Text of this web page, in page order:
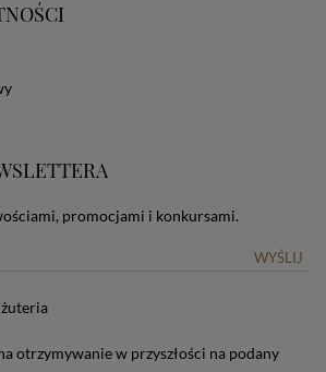
cookies.
promocjami i konkursami.
WYŚLIJ
otrzymywanie w przyszłości na podany